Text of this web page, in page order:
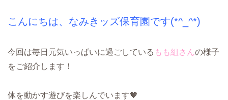
こんにちは、なみきッズ保育園です(*^_^*)
今回は毎日元気いっぱいに過ごしている もも組さんの様子
をご紹介します！
体を動かす遊びを楽しんでいます🧡